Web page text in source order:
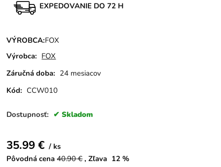
EXPEDOVANIE DO 72 H
VÝROBCA:FOX
Výrobca: FOX
Záručná doba: 24 mesiacov
Kód: CCW010
Dostupnosť: Skladom
35.99€
ks
Pôvodná cena 40.90€ Zľava 12 %